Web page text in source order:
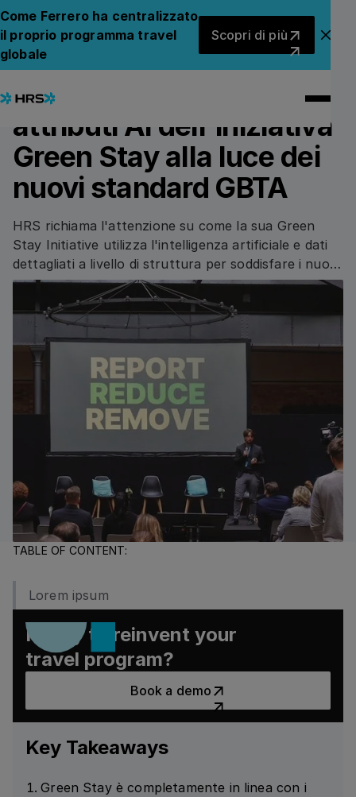
Come Ferrero ha centralizzato
il proprio programma travel
globale
Scopri di più
Back to News
Back to News
SUSTAINABILITY
HRS evidenzia gli
attributi AI dell'iniziativa
Green Stay alla luce dei
nuovi standard GBTA
HRS richiama l'attenzione su come la sua Green
Stay Initiative utilizza l'intelligenza artificiale e dati
dettagliati a livello di struttura per soddisfare i nuovi
standard di sostenibilità degli acquisti alberghieri di
TABLE OF CONTENT:
Lorem ipsum
Ready to reinvent your
travel program?
Book a demo
Key Takeaways
Green Stay è completamente in linea con i